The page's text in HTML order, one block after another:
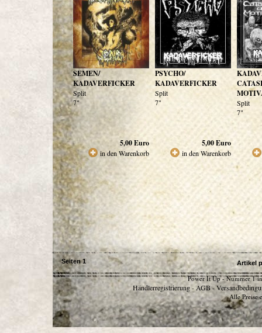
SEMEN/
KADAVERFICKER
Split
7"
5,00Euro
in den Warenkorb
PSYCHO/
KADAVERFICKER
Split
7"
5,00Euro
in den Warenkorb
Split
7"
Seiten 1 Artikel
Power It Up - Nummer 1
Händlerregistrierung - AGB -
Alle Preise